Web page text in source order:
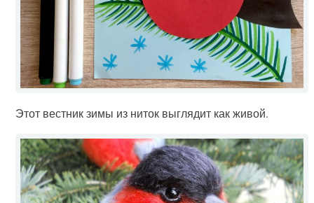
Этот вестник зимы из ниток выглядит как живой.